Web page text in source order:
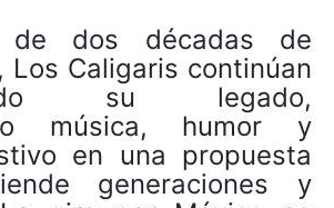
de dos décadas de
Los Caligaris continúan
su legado,
música, humor y
en una propuesta
generaciones y